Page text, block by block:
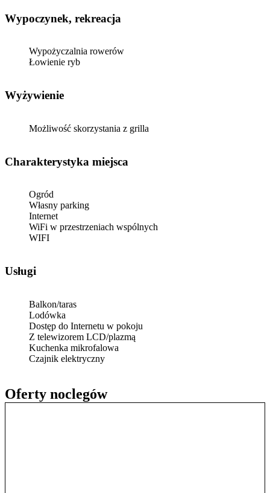
Oferty noclegów
Wypoczynek, rekreacja
Wypożyczalnia rowerów
Łowienie ryb
Wyżywienie
Możliwość skorzystania z grilla
Charakterystyka miejsca
Ogród
Własny parking
Internet
WiFi w przestrzeniach wspólnych
WIFI
Usługi
Balkon/taras
Lodówka
Dostęp do Internetu w pokoju
Z telewizorem LCD/plazmą
Kuchenka mikrofalowa
Czajnik elektryczny